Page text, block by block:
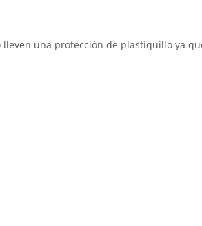
una protección de plastiquillo ya